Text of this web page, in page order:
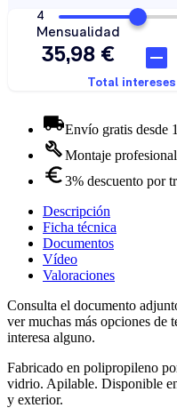
Envío gratis desde
Montaje
3% descuento por
Descripción
Ficha técnica
Documentos
Vídeo
Valoraciones
Consulta el documento
ver muchas más opciones de
interesa alguno.
Fabricado en polipropileno
vidrio. Apilable. Disponible
y exterior.